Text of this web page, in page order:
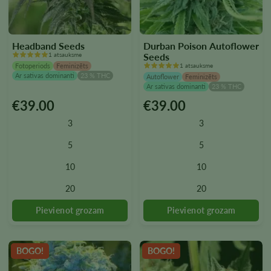
Headband Seeds
1 atsauksme
Fotoperiods
Feminizēts
Ar sativas dominanti
23 % THC
€39.00
3
5
10
20
Šim
produkta
lapā
Durban Poison Autoflower
Seeds
1 atsauksme
Autoflower
Feminizēts
Ar sativas dominanti
23 % THC
€39.00
3
5
10
20
Šim
produkta
lapā
BOGO! BOGO!